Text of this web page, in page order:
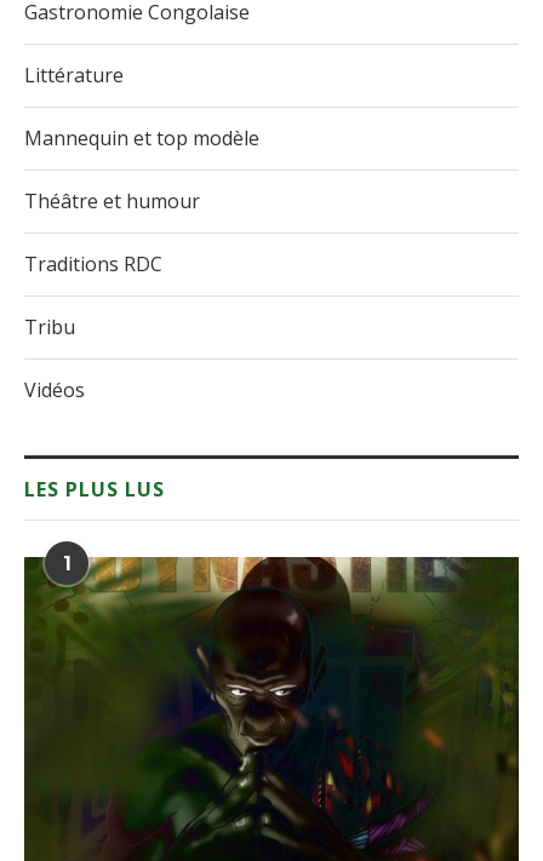
Gastronomie Congolaise
Littérature
Mannequin et top modèle
Théâtre et humour
Traditions RDC
Tribu
Vidéos
LES PLUS LUS
1